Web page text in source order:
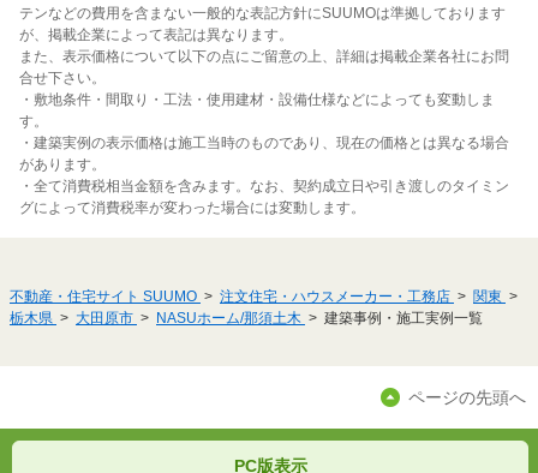
テンなどの費用を含まない一般的な表記方針にSUUMOは準拠しております
が、掲載企業によって表記は異なります。
また、表示価格について以下の点にご留意の上、詳細は掲載企業各社にお問
合せ下さい。
・敷地条件・間取り・工法・使用建材・設備仕様などによっても変動しま
す。
・建築実例の表示価格は施工当時のものであり、現在の価格とは異なる場合
があります。
・全て消費税相当金額を含みます。なお、契約成立日や引き渡しのタイミン
グによって消費税率が変わった場合には変動します。
不動産・住宅サイト SUUMO 注文住宅・ハウスメーカー・工務店
関東
栃木県
大田原市 NASUホーム/那須土木 建築事例・施工実例一覧
ページの先頭へ
PC版表示